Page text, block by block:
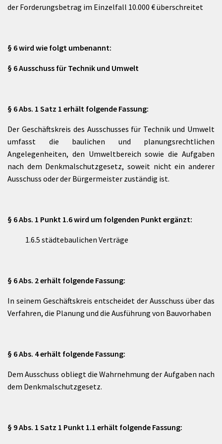
der Forderungsbetrag im Einzelfall 10.000 € überschreitet
§ 6 wird wie folgt umbenannt:
§ 6 Ausschuss für Technik und Umwelt
§ 6 Abs. 1 Satz 1 erhält folgende Fassung:
Der Geschäftskreis des Ausschusses für Technik und Umwelt
umfasst die baulichen und planungsrechtlichen
Angelegenheiten, den Umweltbereich sowie die Aufgaben
nach dem Denkmalschutzgesetz, soweit nicht ein anderer
Ausschuss oder der Bürgermeister zuständig ist.
§ 6 Abs. 1 Punkt 1.6 wird um folgenden Punkt ergänzt:
1.6.5 städtebaulichen Verträge
§ 6 Abs. 2 erhält folgende Fassung:
In seinem Geschäftskreis entscheidet der Ausschuss über das
Verfahren, die Planung und die Ausführung von Bauvorhaben
§ 6 Abs. 4 erhält folgende Fassung:
Dem Ausschuss obliegt die Wahrnehmung der Aufgaben nach
dem Denkmalschutzgesetz.
§ 9 Abs. 1 Satz 1 Punkt 1.1 erhält folgende Fassung: